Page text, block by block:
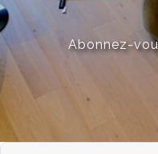
Abonnez-